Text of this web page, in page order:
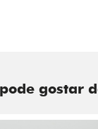
gostar